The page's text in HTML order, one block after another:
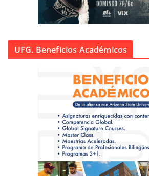
UFG. Beneficios Académicos